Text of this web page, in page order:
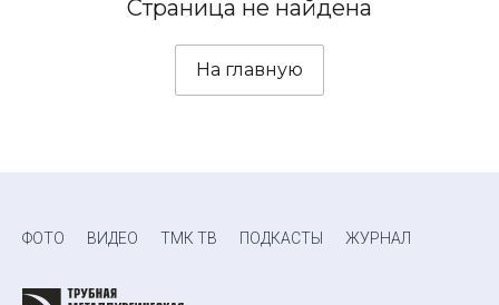
Страница не найдена
На главную
ФОТО ВИДЕО ТМК ТВ ПОДКАСТЫ ЖУРНАЛ